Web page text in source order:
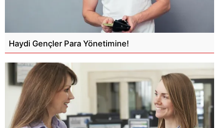
Haydi Gençler Para Yönetimine!